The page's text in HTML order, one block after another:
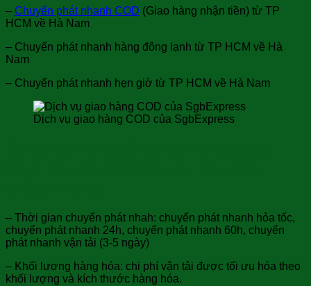
– Chuyển phát nhanh COD (Giao hàng nhận tiền) từ TP
HCM về Hà Nam
– Chuyển phát nhanh hàng đông lạnh từ TP HCM về Hà
Nam
– Chuyển phát nhanh hẹn giờ từ TP HCM về Hà Nam
Dịch vụ giao hàng COD của SgbExpress
– Thời gian chuyển phát nhah: chuyển phát nhanh hỏa tốc,
chuyển phát nhanh 24h, chuyển phát nhanh 60h, chuyển
phát nhanh vận tải (3-5 ngày)
– Khối lượng hàng hóa: chi phí vận tải được tối ưu hóa theo
khối lượng và kích thước hàng hóa.